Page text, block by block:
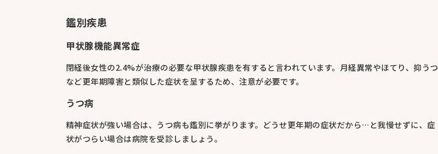
鑑別疾患
甲状腺機能異常症
閉経後女性の2.4%が治療の必要な甲状腺疾患を有すると言われています。月経異常やほてり、抑うつ
など更年期障害と類似した症状を呈するため、注意が必要です。
うつ病
精神症状が強い場合は、うつ病も鑑別に挙がります。どうせ更年期の症状だから…と我慢せずに、症
状がつらい場合は病院を受診しましょう。